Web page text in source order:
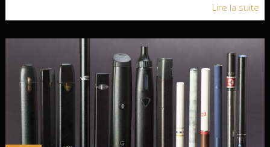
Lire la suite